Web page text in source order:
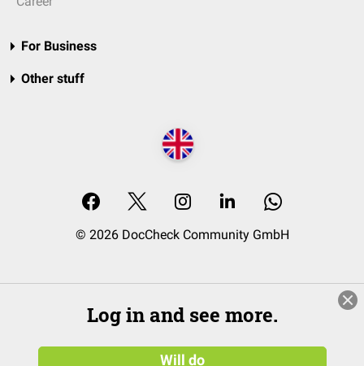
For Business
Other stuff
© 2026 DocCheck Community GmbH
Log in and see more.
Will do